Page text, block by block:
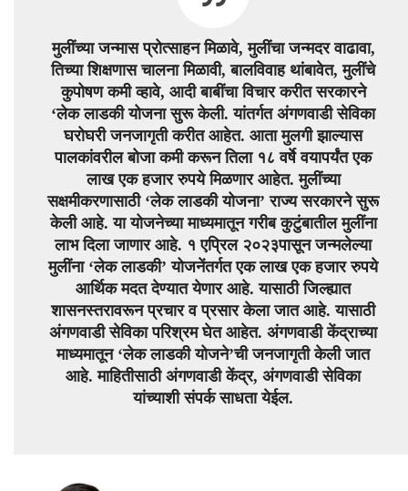
मुलींच्या जन्मास प्रोत्साहन मिळावे, मुलींचा जन्मदर वाढावा,
तिच्या शिक्षणास चालना मिळावी, बालविवाह थांबावेत, मुलींचे
कुपोषण कमी व्हावे, आदी बाबींचा विचार करीत सरकारने
‘लेक लाडकी योजना सुरू केली. यांतर्गत अंगणवाडी सेविका
घरोघरी जनजागृती करीत आहेत. आता मुलगी झाल्यास
पालकांवरील बोजा कमी करून तिला १८ वर्षे वयापर्यंत एक
लाख एक हजार रुपये मिळणार आहेत. मुलींच्या
सक्षमीकरणासाठी ‘लेक लाडकी योजना’ राज्य सरकारने सुरू
केली आहे. या योजनेच्या माध्यमातून गरीब कुटुंबातील मुलींना
लाभ दिला जाणार आहे. १ एप्रिल २०२३पासून जन्मलेल्या
मुलींना ‘लेक लाडकी’ योजनेंतर्गत एक लाख एक हजार रुपये
आर्थिक मदत देण्यात येणार आहे. यासाठी जिल्ह्यात
शासनस्तरावरून प्रचार व प्रसार केला जात आहे. यासाठी
अंगणवाडी सेविका परिश्रम घेत आहेत. अंगणवाडी केंद्राच्या
माध्यमातून ‘लेक लाडकी योजने’ची जनजागृती केली जात
आहे. माहितीसाठी अंगणवाडी केंद्र, अंगणवाडी सेविका
यांच्याशी संपर्क साधता येईल.